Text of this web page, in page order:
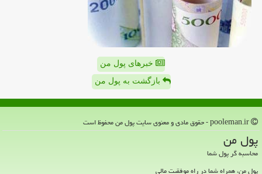
خبرهای پول من
بازگشت به پول من
پول من
محاسبه گر پول شما
پول من، همراه شما در راه موفقیت مالی